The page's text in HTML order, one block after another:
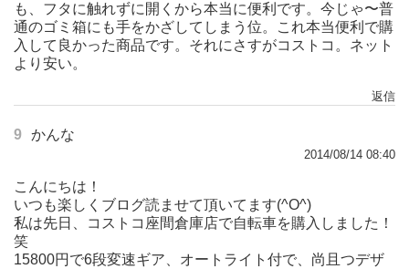
も、フタに触れずに開くから本当に便利です。今じゃ〜普
通のゴミ箱にも手をかざしてしまう位。これ本当便利で購
入して良かった商品です。それにさすがコストコ。ネット
より安い。
返信
9 かんな
2014/08/14 08:40
こんにちは！
いつも楽しくブログ読ませて頂いてます(^O^)
私は先日、コストコ座間倉庫店で自転車を購入しました！
笑
15800円で6段変速ギア、オートライト付で、尚且つデザ